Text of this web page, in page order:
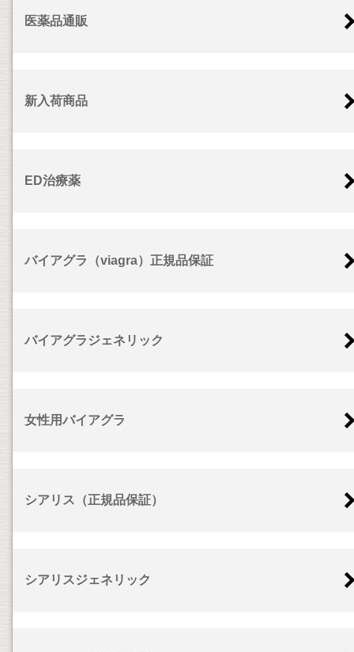
医薬品通販
新入荷商品
ED治療薬
バイアグラ（viagra）正規品保証
バイアグラジェネリック
女性用バイアグラ
シアリス（正規品保証）
シアリスジェネリック